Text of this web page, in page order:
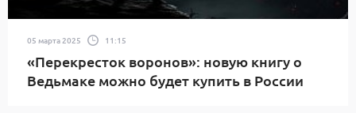
05 марта 2025 11:15
«Перекресток воронов»: новую книгу о
Ведьмаке можно будет купить в России